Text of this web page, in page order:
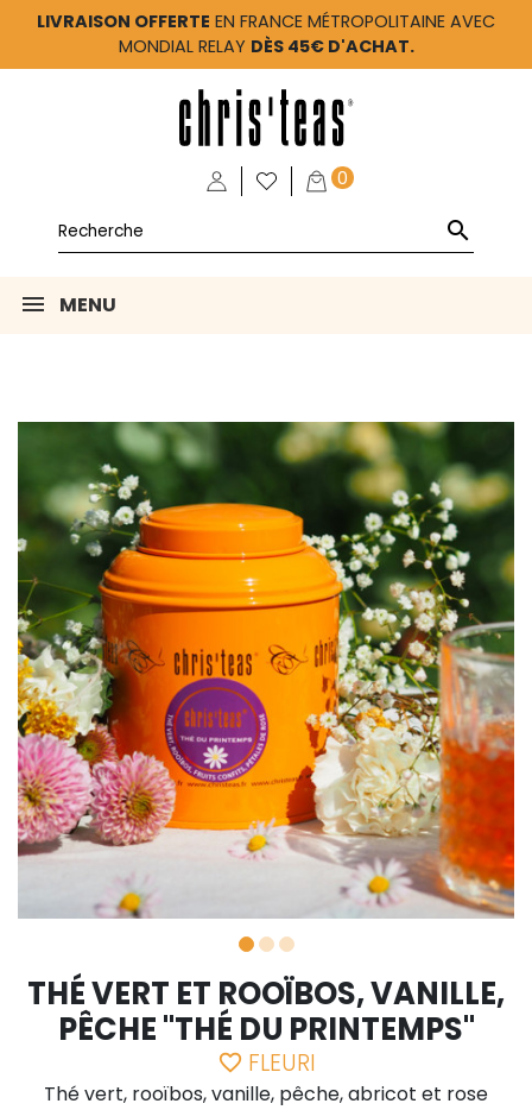
LIVRAISON OFFERTE EN FRANCE MÉTROPOLITAINE AVEC
MONDIAL RELAY DÈS 45€ D'ACHAT.
0

MENU
THÉ VERT ET ROOÏBOS, VANILLE,
PÊCHE "THÉ DU PRINTEMPS"
favorite_border FLEURI
Thé vert, rooïbos, vanille, pêche, abricot et rose